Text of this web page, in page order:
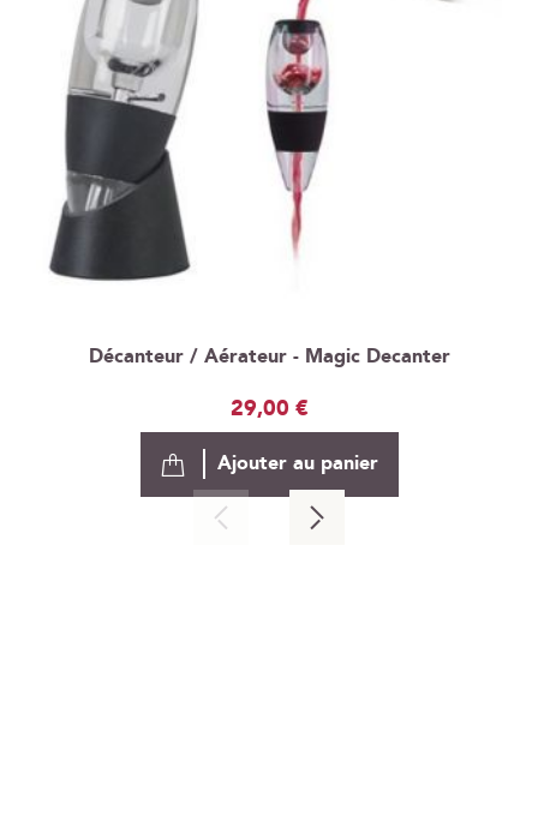
Décanteur / Aérateur - Magic Decanter
29,00 €
Ajouter au panier